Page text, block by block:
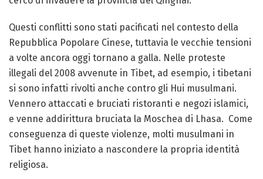
Questi conflitti sono stati pacificati nel contesto della
Repubblica Popolare Cinese, tuttavia le vecchie tensioni
a volte ancora oggi tornano a galla. Nelle proteste
illegali del 2008 avvenute in Tibet, ad esempio, i tibetani
si sono infatti rivolti anche contro gli Hui musulmani.
Vennero attaccati e bruciati ristoranti e negozi islamici,
e venne addirittura bruciata la Moschea di Lhasa. Come
conseguenza di queste violenze, molti musulmani in
Tibet hanno iniziato a nascondere la propria identità
religiosa.